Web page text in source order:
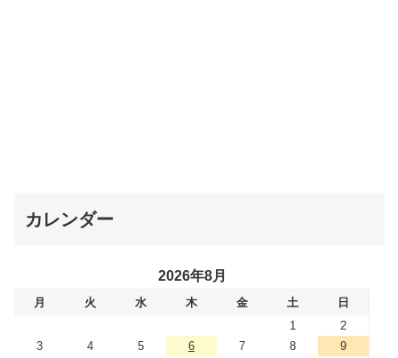
カレンダー
2026年8月
月 火 水 木 金 土
日
1
2
3
4 5 6 7 8
9